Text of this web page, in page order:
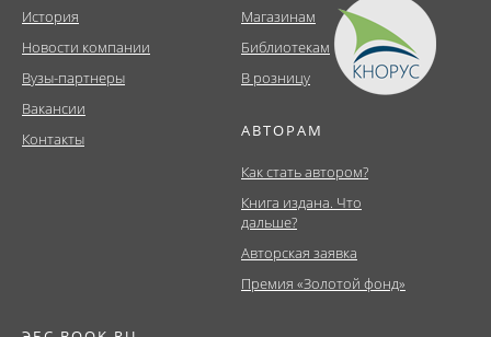
История
Новости компании
Вузы-партнеры
Вакансии
Контакты
Магазинам
Библиотекам
В розницу
АВТОРАМ
Как стать автором?
Книга издана. Что
дальше?
Авторская заявка
Премия «Золотой фонд»